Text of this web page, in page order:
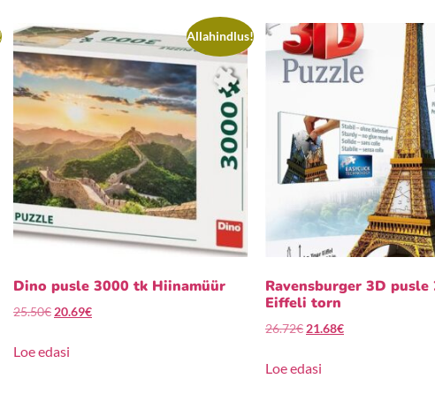
Allahindlus!
Dino pusle 3000 tk Hiinamüür
25.50€ 20.69€
Loe edasi
Ravensburger 3D
Eiffeli torn
26.72€ 21.68€
Loe edasi